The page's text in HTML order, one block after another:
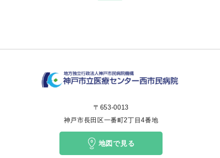
〒653-0013
神戸市長田区一番町2丁目4番地
地図で見る